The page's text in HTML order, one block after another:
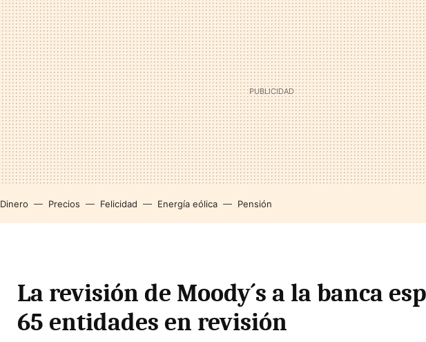
Dinero Precios Felicidad Energía eólica Pensión
La revisión de Moody´s a la banca
65 entidades en revisión